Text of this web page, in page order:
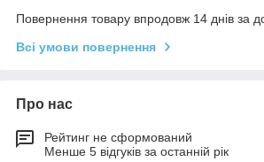
Повернення товару впродовж 14 днів за
Всі умови повернення
Про нас
Рейтинг не сформований
Менше 5 відгуків за останній рік